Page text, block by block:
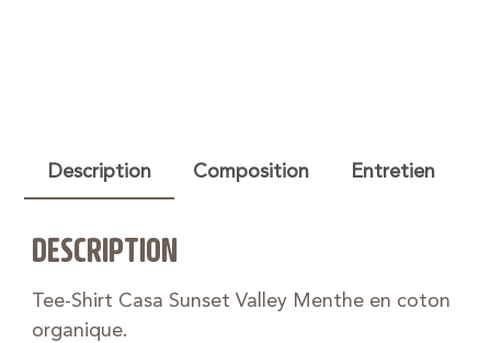
Description Composition Entretien
DESCRIPTION
Tee-Shirt Casa Sunset Valley Menthe en coton
organique.